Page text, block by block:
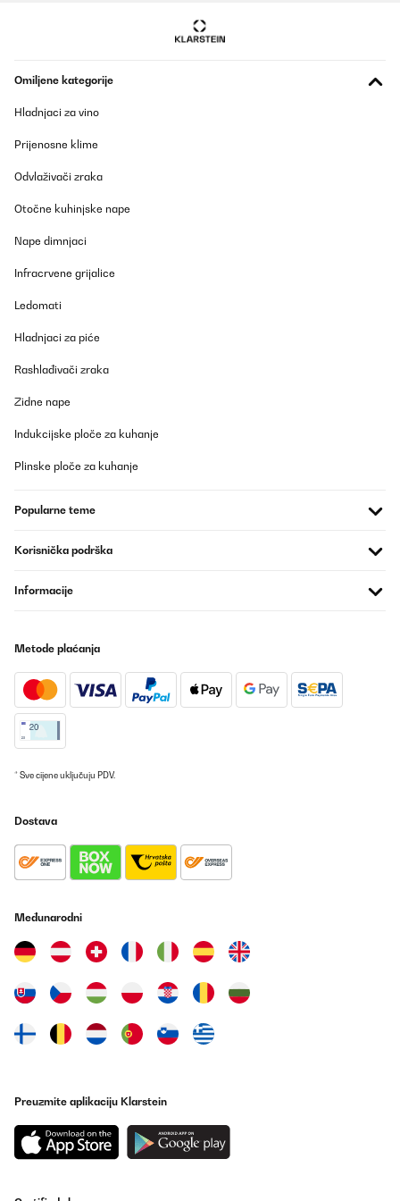
notice where the heat is coming from and everybody is amazed
that this product even exists. I bought it for my Tattoo Studio
morgens auf und denkt man bekommt keine Luft mehr.Endlich ist
damit Schluss.Dieser Spiegel von Klarstein ist sehr Robust
sich einwandfrei und Planmäßig auf den Boden stellen. Es liegen
ebenfalls möglich ist.Der Spiegel hat keine Einbuße trotz
nicht das er eine Heizfunktion bietet.Die App lässt sich mit einen
sowie eine Vorkonfigurationen für einen festen Zeitintervall.Die
Heizung wird ordentlich heiß und man muss stellenweiße ab 20°
Kleinkindern sollte man besonders wachsam sein, oder einfach
mein 15qm Schlafzimmer von 16° Raumtemperatur auf 21° binnen
Temperatur und man steht morgens nicht mit Kopfschmerzen
Amazon-Benutzer
Omiljene kategorije
Hladnjaci za vino
Prijenosne klime
Odvlaživači zraka
Otočne kuhinjske nape
Nape dimnjaci
Infracrvene grijalice
Ledomati
Hladnjaci za piće
Rashlađivači zraka
Zidne nape
Indukcijske ploče za kuhanje
Plinske ploče za kuhanje
Popularne teme
Korisnička podrška
Informacije
Metode plaćanja
* Sve cijene uključuju PDV.
Dostava
Međunarodni
Preuzmite aplikaciju Klarstein